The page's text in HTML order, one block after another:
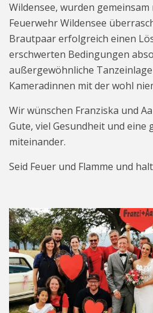
Wildensee, wurden
Feuerwehr Wildensee
Brautpaar erfolgreich einen
erschwerten Bedingungen
außergewöhnliche
Kameradinnen mit der wohl
Wir wünschen Franziska und
Gute, viel Gesundheit und eine
miteinander.
Seid Feuer und Flamme und